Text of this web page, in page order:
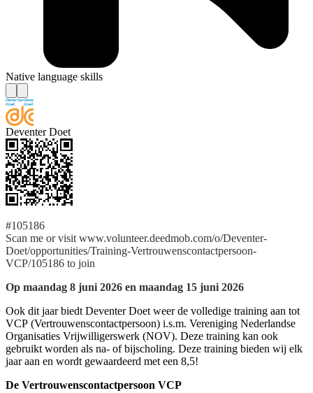
Native language skills
Deventer Doet
#105186
Scan me or visit www.volunteer.deedmob.com/o/Deventer-
Doet/opportunities/Training-Vertrouwenscontactpersoon-
VCP/105186 to join
Op maandag 8 juni 2026 en maandag 15 juni 2026
Ook dit jaar biedt Deventer Doet weer de volledige training aan tot
VCP (Vertrouwenscontactpersoon) i.s.m. Vereniging Nederlandse
Organisaties Vrijwilligerswerk (NOV). Deze training kan ook
gebruikt worden als na- of bijscholing. Deze training bieden wij elk
jaar aan en wordt gewaardeerd met een 8,5!
De Vertrouwenscontactpersoon VCP